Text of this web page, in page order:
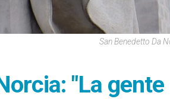
San Benedetto Da
"La gente